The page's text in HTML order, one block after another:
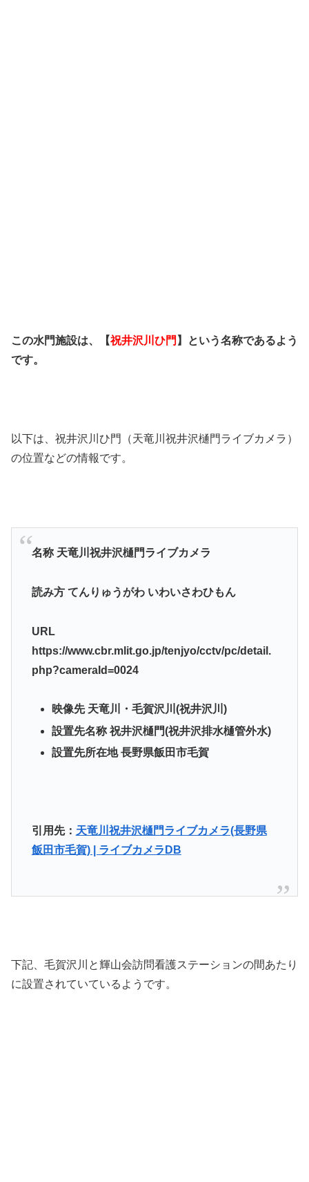
この水門施設は、【祝井沢川ひ門 】という名称であるよう
です。
以下は、祝井沢川ひ門（天竜川祝井沢樋門ライブカメラ）
の位置などの情報です。
名称 天竜川祝井沢樋門ライブカメラ
読み方 てんりゅうがわ いわいさわひもん
URL
https://www.cbr.mlit.go.jp/tenjyo/cctv/pc/detail.
php?cameraId=0024
映像先 天竜川・毛賀沢川(祝井沢川)
設置先名称 祝井沢樋門(祝井沢排水樋管外水)
設置先所在地 長野県飯田市毛賀
引用先： 天竜川祝井沢樋門ライブカメラ(長野県
飯田市毛賀) | ライブカメラDB
下記、毛賀沢川と輝山会訪問看護ステーションの間あたり
に設置されていているようです。